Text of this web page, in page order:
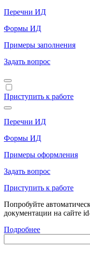
Перечни ИД
Формы ИД
Примеры заполнения
Задать вопрос
Приступить к работе
Перечни ИД
Формы ИД
Примеры оформления
Задать вопрос
Приступить к работе
Попробуйте
документации на сайте
Подробнее